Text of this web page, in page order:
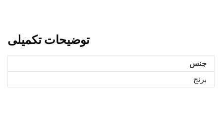
توضیحات تکمیلی
جنس
برنج